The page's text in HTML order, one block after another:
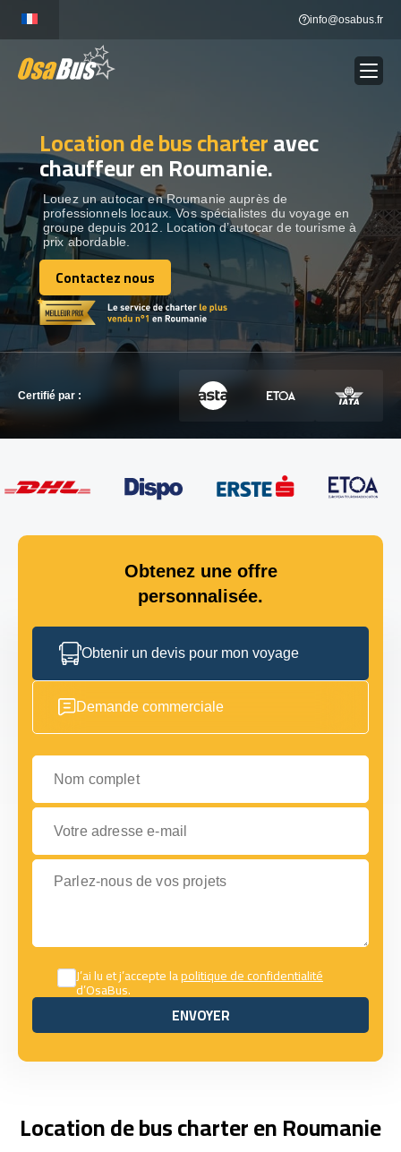
content
info@osabus.fr
LOCATION DE BUS
DESTINATIONS
OUR VÉHICULES
CONTACTEZ-NOUS
CONTACTEZ-NOUS
Location de bus charteravec
chauffeur en Roumanie.
Louez un autocar en Roumanie auprès de
professionnels locaux. Vos spécialistes du voyage en
groupe depuis 2012. Location d’autocar de tourisme à
prix abordable.
Contactez nous
Contactez nous
Certifié par :
Obtenez une offre
personnalisée.
Obtenir un devis pour mon voyage
Demande commerciale
Nom complet
Votre adresse e-mail
Parlez-nous de vos projets
J’ai lu et j’accepte lapolitique de confidentialité
d’OsaBus.
ENVOYER
ENVOYER
Location de bus charter en Roumanie